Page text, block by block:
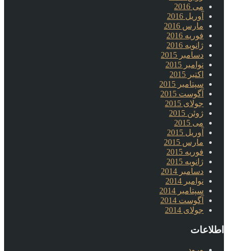
می 2016
آوریل 2016
مارس 2016
فوریه 2016
ژانویه 2016
دسامبر 2015
نوامبر 2015
اکتبر 2015
سپتامبر 2015
آگوست 2015
جولای 2015
ژوئن 2015
می 2015
آوریل 2015
مارس 2015
فوریه 2015
ژانویه 2015
دسامبر 2014
نوامبر 2014
سپتامبر 2014
آگوست 2014
جولای 2014
اطلاعات